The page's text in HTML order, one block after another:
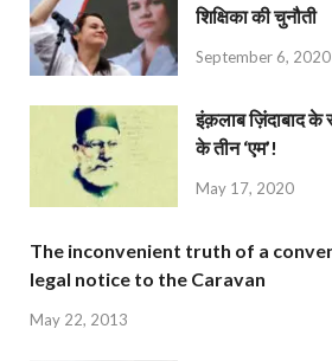
शिक्षिका की चुनौती
September 6, 2020
इंक़लाब ज़िंदाबाद के
के तीन ‘एम’!
May 17, 2020
The inconvenient truth of a
legal notice to the Caravan
May 22, 2013